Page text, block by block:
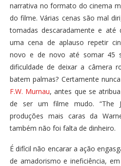
narrativa no formato do cinema
do filme. Várias cenas são mal
tomadas descaradamente e até
uma cena de aplauso repetir
novo e de novo até somar 45
dificuldade de deixar a câmera
batem palmas? Certamente
F.W. Murnau, antes que se
de ser um filme mudo. “The
produções mais caras da
também não foi falta de dinheiro.
É difícil não encarar a ação
de amadorismo e ineficiência,